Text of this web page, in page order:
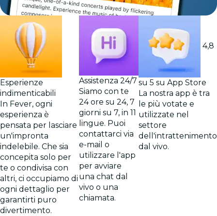
Esperienze
indimenticabili
In Fever, ogni
esperienza è
pensata per lasciare
un'impronta
indelebile. Che sia
concepita solo per
te o condivisa con
altri, ci occupiamo di
ogni dettaglio per
garantirti puro
divertimento.
Assistenza 24/7
Siamo con te
24 ore su 24, 7
giorni su 7, in 11
lingue. Puoi
contattarci via
e-mail o
utilizzare l'app
per avviare
una chat dal
vivo o una
chiamata.
4,8
su 5 su App Store
La nostra app è tra
le più votate e
utilizzate nel
settore
dell'intrattenimento
dal vivo.